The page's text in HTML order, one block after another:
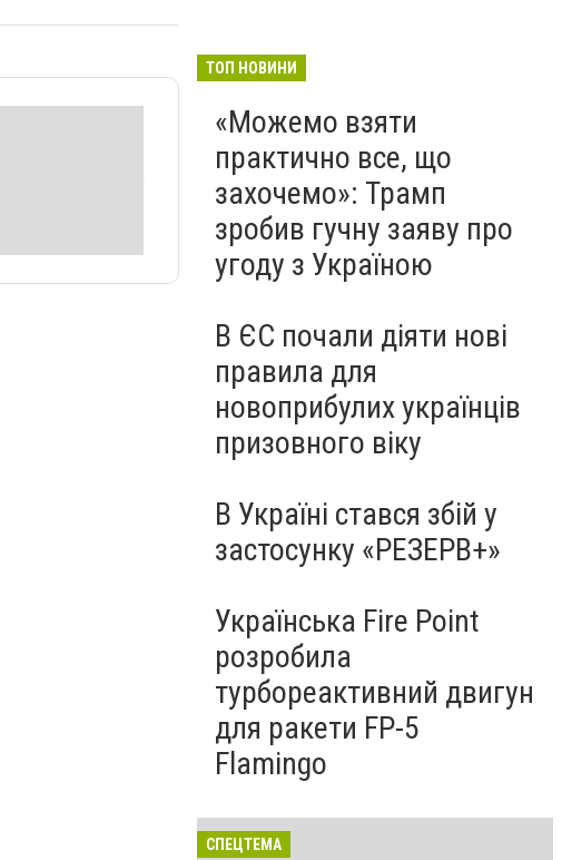
ТОП НОВИНИ
«Можемо взяти
практично все, що
захочемо»: Трамп
зробив гучну заяву про
угоду з Україною
В ЄС почали діяти нові
правила для
новоприбулих українців
призовного віку
В Україні стався збій у
застосунку «РЕЗЕРВ+»
Українська Fire Point
розробила
турбореактивний двигун
для ракети FP-5
Flamingo
СПЕЦТЕМА